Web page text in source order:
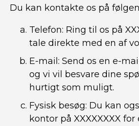
Du kan kontakte os på
Telefon: Ring til os på
tale direkte med en af
E-mail: Send os en e-
og vi vil besvare dine
hurtigt som muligt.
Fysisk besøg: Du kan
kontor på XXXXXXXX